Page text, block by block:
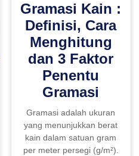
Gramasi Kain :
Definisi, Cara
Menghitung
dan 3 Faktor
Penentu
Gramasi
Gramasi adalah ukuran
yang menunjukkan berat
kain dalam satuan gram
per meter persegi (g/m²).